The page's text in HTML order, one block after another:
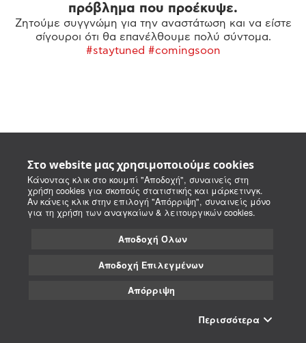
Στο website μας χρησιμοποιούμε cookies
Κάνοντας κλικ στο κουμπί "Αποδοχή", συναινείς στη
χρήση cookies για σκοπούς στατιστικής και μάρκετινγκ.
Αν κάνεις κλικ στην επιλογή "Απόρριψη", συναινείς μόνο
για τη χρήση των αναγκαίων & λειτουργικών cookies.
Αποδοχή Όλων
Αποδοχή Επιλεγμένων
Απόρριψη
Περισσότερα
πρόβλημα που προέκυψε.
Ζητούμε συγγνώμη για την αναστάτωση και να είστε
σίγουροι ότι θα επανέλθουμε πολύ σύντομα.
#staytuned #comingsoon